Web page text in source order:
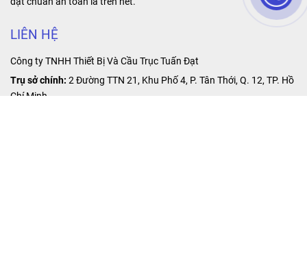
LIÊN HỆ
Công ty TNHH Thiết Bị Và Cầu Trục Tuấn Đạt
Trụ sở chính: 2 Đường TTN 21, Khu Phố 4, P. Tân Thới, Q. 12, TP. Hồ
Chí Minh.